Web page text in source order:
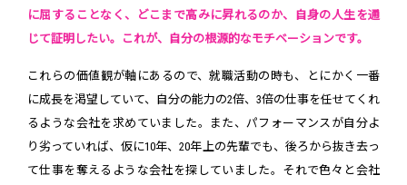
に屈することなく、どこまで高みに昇れるのか、自身の人生を通
じて証明したい。これが、自分の根源的なモチベーションです。
これらの価値観が軸にあるので、就職活動の時も、とにかく一番
に成長を渇望していて、自分の能力の2倍、3倍の仕事を任せてくれ
るような会社を求めていました。また、パフォーマンスが自分よ
り劣っていれば、仮に10年、20年上の先輩でも、後ろから抜き去っ
て仕事を奪えるような会社を探していました。それで色々と会社